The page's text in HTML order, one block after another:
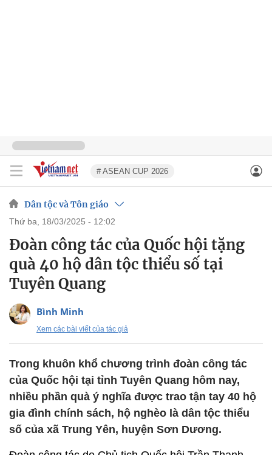
# ASEAN CUP 2026
Dân tộc và Tôn giáo
thứ ba, 18/03/2025 - 12:02
Đoàn công tác của Quốc hội tặng
quà 40 hộ dân tộc thiểu số tại
Tuyên Quang
Bình Minh
Xem các bài viết của tác giả
Trong khuôn khổ chương trình đoàn công tác
của Quốc hội tại tỉnh Tuyên Quang hôm nay,
nhiều phần quà ý nghĩa được trao tận tay 40 hộ
gia đình chính sách, hộ nghèo là dân tộc thiểu
số của xã Trung Yên, huyện Sơn Dương.